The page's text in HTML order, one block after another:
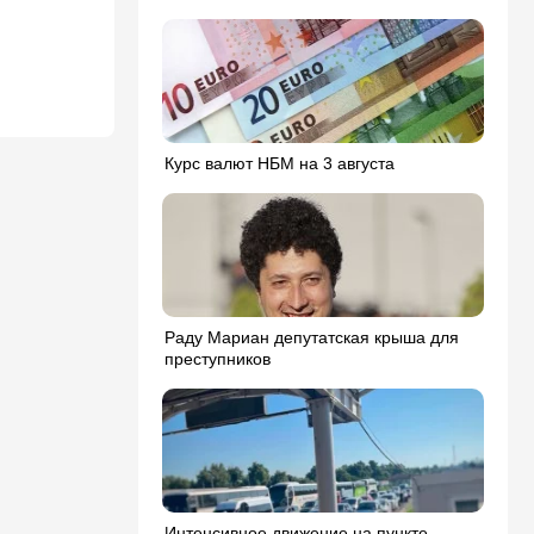
Курс валют НБМ на 3 августа
Раду Мариан депутатская крыша для
преступников